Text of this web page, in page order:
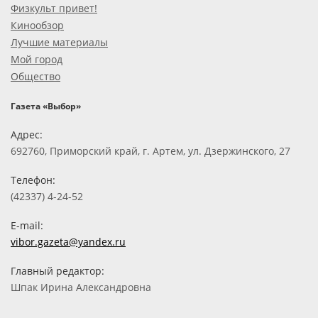
Физкульт привет!
Кинообзор
Лучшие материалы
Мой город
Общество
Газета «Выбор»
Адрес:
692760, Приморский край, г. Артем, ул. Дзержинского, 27
Телефон:
(42337) 4-24-52
E-mail:
vibor.gazeta@yandex.ru
Главный редактор:
Шпак Ирина Александровна